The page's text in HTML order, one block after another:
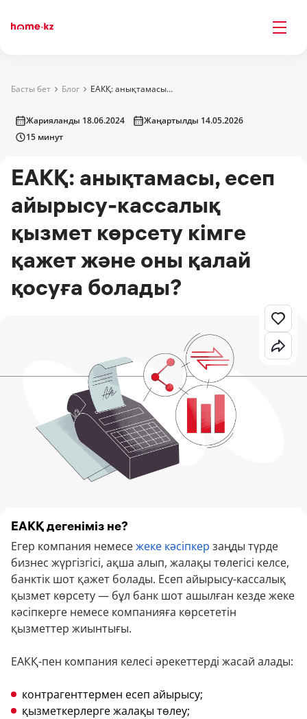
Басты бет Блог ЕАКҚ: анықтамасы, есеп айырысу-кассалық қызмет көрсету кімге қажет және оны қалай қосуға болады?
Жарияланды 18.06.2024
Жаңартылды 14.05.2026
15 минут
ЕАКҚ: анықтамасы, есеп
айырысу-кассалық
қызмет көрсету кімге
қажет және оны қалай
қосуға болады?
ЕАКҚ дегеніміз не?
Егер компания немесежеке кәсіпкер заңды түрде
бизнес жүргізгісі, ақша алып, жалақы төлегісі келсе,
банктік шот қажет болады. Есеп айырысу-кассалық
қызмет көрсету — бұл банк шот ашылған кезде жеке
кәсіпкерге немесе компанияға көрсететін
қызметтер жиынтығы.
ЕАКҚ-пен компания келесі әрекеттерді жасай алады:
контрагенттермен есеп айырысу;
қызметкерлерге жалақы төлеу;